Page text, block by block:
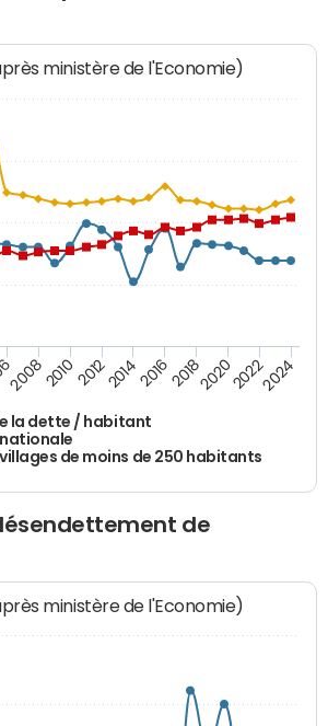
ministère de l'Economie)
la dette / habitant
de moins de 250 habitants
200820102012201420162018202020222024
de
ministère de l'Economie)